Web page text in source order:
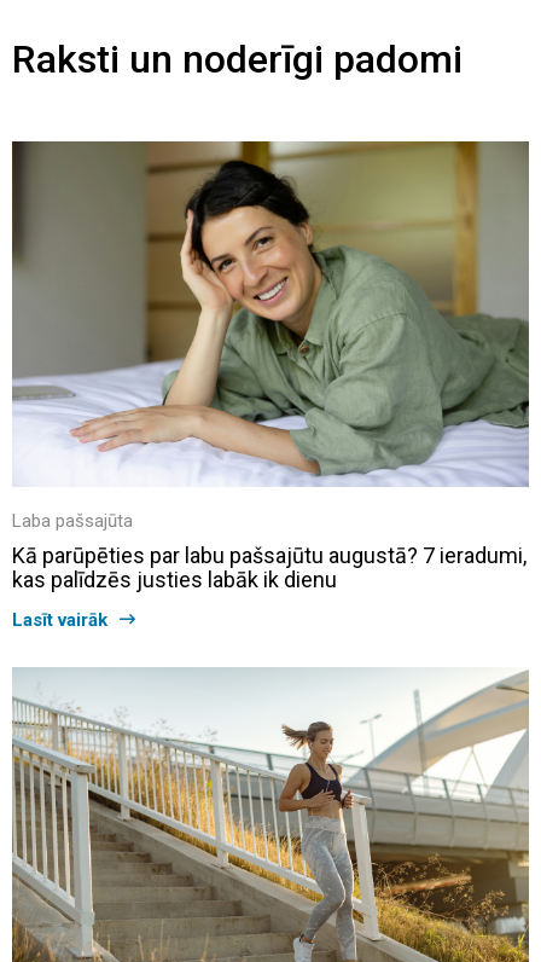
Raksti un noderīgi padomi
Laba pašsajūta
Kā parūpēties par labu pašsajūtu augustā? 7 ieradumi,
kas palīdzēs justies labāk ik dienu
Lasīt vairāk